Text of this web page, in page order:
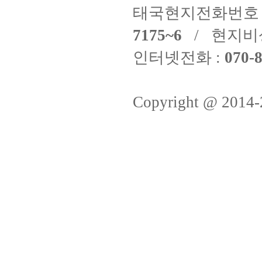
태국현지전화번
7175~6 / 현지비
인터넷전화 : 070-
Copyright @